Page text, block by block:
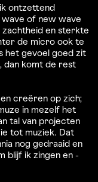
ontzettend
wave of new wave
zachtheid en sterkte
de micro ook te
het gevoel goed zit
dan komt de rest
creëren op zich;
in mezelf het
tal van projecten
tot muziek. Dat
nog gedraaid en
blijf ik zingen en -